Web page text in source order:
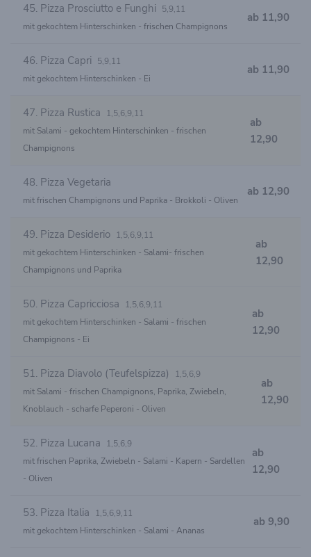
45. Pizza Prosciutto e Funghi 5,9,11
mit gekochtem Hinterschinken - frischen Champignons
ab 11,90
46. Pizza Capri 5,9,11
mit gekochtem Hinterschinken - Ei
ab 11,90
47. Pizza Rustica
1,5,6,9,11
mit Salami - gekochtem Hinterschinken - frischen
Champignons
ab
12,90
48. Pizza Vegetaria
mit frischen Champignons und Paprika - Brokkoli - Oliven
ab 12,90
49. Pizza Desiderio
1,5,6,9,11
mit gekochtem Hinterschinken - Salami- frischen
Champignons und Paprika
ab
12,90
50. Pizza Capricciosa
1,5,6,9,11
mit gekochtem Hinterschinken - Salami - frischen
Champignons - Ei
ab
12,90
51. Pizza Diavolo (Teufelspizza)
1,5,6,9
mit Salami - frischen Champignons, Paprika, Zwiebeln,
Knoblauch - scharfe Peperoni - Oliven
ab
12,90
52. Pizza Lucana
1,5,6,9
mit frischen Paprika, Zwiebeln - Salami - Kapern - Sardellen
- Oliven
ab
12,90
53. Pizza Italia
1,5,6,9,11
mit gekochtem Hinterschinken - Salami - Ananas
ab 9,90